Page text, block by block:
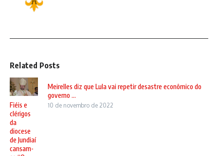
Related Posts
Fiéis e
clérigos
da
diocese
de Jundiaí
cansam-
Meirelles diz que Lula vai repetir desastre econômico do
governo ...
10 de novembro de 2022